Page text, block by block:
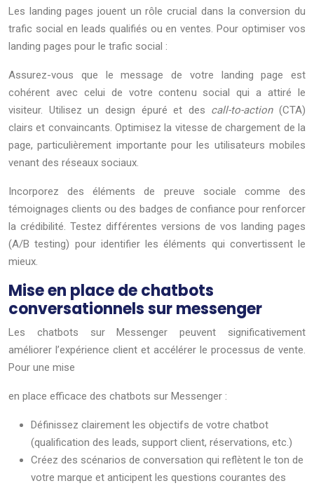
Les landing pages jouent un rôle crucial dans la conversion du
trafic social en leads qualifiés ou en ventes. Pour optimiser vos
landing pages pour le trafic social :
Assurez-vous que le message de votre landing page est
cohérent avec celui de votre contenu social qui a attiré le
visiteur. Utilisez un design épuré et des call-to-action (CTA)
clairs et convaincants. Optimisez la vitesse de chargement de la
page, particulièrement importante pour les utilisateurs mobiles
venant des réseaux sociaux.
Incorporez des éléments de preuve sociale comme des
témoignages clients ou des badges de confiance pour renforcer
la crédibilité. Testez différentes versions de vos landing pages
(A/B testing) pour identifier les éléments qui convertissent le
mieux.
Mise en place de chatbots
conversationnels sur messenger
Les chatbots sur Messenger peuvent significativement
améliorer l’expérience client et accélérer le processus de vente.
Pour une mise
en place efficace des chatbots sur Messenger :
Définissez clairement les objectifs de votre chatbot
(qualification des leads, support client, réservations, etc.)
Créez des scénarios de conversation qui reflètent le ton de
votre marque et anticipent les questions courantes des